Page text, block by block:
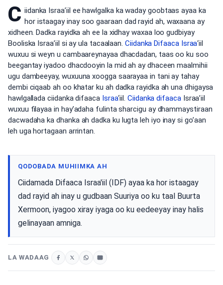
C iidanka Israa’iil ee hawlgalka ka waday goobtaas ayaa ka
hor istaagay inay soo gaaraan dad rayid ah, waxaana ay
xidheen. Dadka rayidka ah ee la xidhay waxaa loo gudbiyay
Booliska Israa’iil si ay ula tacaalaan.Ciidanka Difaaca Israa‘iil
wuxuu si weyn u cambaareynayaa dhacdadan, taas oo ku soo
beegantay iyadoo dhacdooyin la mid ah ay dhaceen maalmihii
ugu dambeeyay, wuxuuna xoogga saarayaa in tani ay tahay
dembi ciqaab ah oo khatar ku ah dadka rayidka ah una dhigaysa
hawlgallada ciidanka difaaca Israa‘iil.Ciidanka difaacaIsraa’iil
wuxuu filayaa in hay’adaha fulinta sharcigu ay dhammaystiraan
dacwadaha ka dhanka ah dadka ku lugta leh iyo inay si go’aan
leh uga hortagaan arrintan.
QODOBADA MUHIIMKA AH
Ciidamada Difaaca Israa'iil (IDF) ayaa ka hor istaagay
dad rayid ah inay u gudbaan Suuriya oo ku taal Buurta
Xermoon, iyagoo xiray iyaga oo ku eedeeyay inay halis
gelinayaan amniga.
LA WADAAG